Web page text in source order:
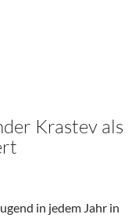
Krastev als
in jedem Jahr in